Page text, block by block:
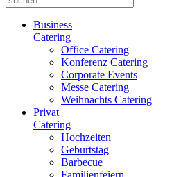
Business
Catering
Office Catering
Konferenz Catering
Corporate Events
Messe Catering
Weihnachts Catering
Privat
Catering
Hochzeiten
Geburtstag
Barbecue
Familienfeiern